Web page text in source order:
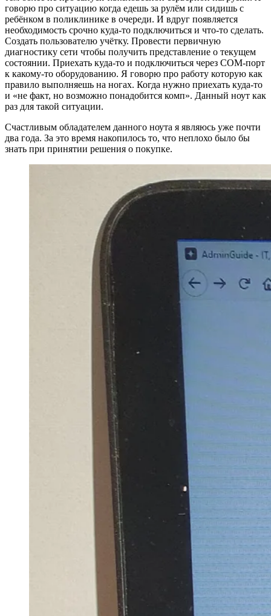
говорю про ситуацию когда едешь за рулём или сидишь с
ребёнком в поликлинике в очереди. И вдруг появляется
необходимость срочно куда-то подключиться и что-то сделать.
Создать пользователю учётку. Провести первичную
диагностику сети чтобы получить представление о текущем
состоянии. Приехать куда-то и подключиться через COM-порт
к какому-то оборудованию. Я говорю про работу которую как
правило выполняешь на ногах. Когда нужно приехать куда-то
и «не факт, но возможно понадобится комп». Данный ноут как
раз для такой ситуации.
Счастливым обладателем данного ноута я являюсь уже почти
два года. За это время накопилось то, что неплохо было бы
знать при принятии решения о покупке.